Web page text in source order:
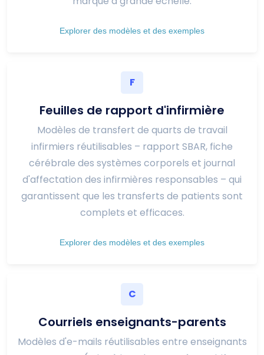
Explorer des modèles et des exemples
F
Feuilles de rapport d'infirmière
Modèles de transfert de quarts de travail
infirmiers réutilisables – rapport SBAR, fiche
cérébrale des systèmes corporels et journal
d'affectation des infirmières responsables – qui
garantissent que les transferts de patients sont
complets et efficaces.
Explorer des modèles et des exemples
C
Courriels enseignants-parents
Modèles d'e-mails réutilisables entre enseignants